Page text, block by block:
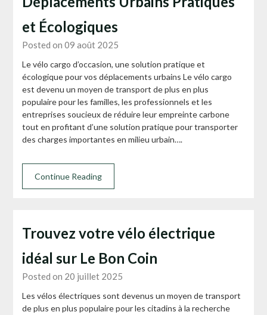
et Écologiques
Posted on 09 août 2025
Le vélo cargo d’occasion, une solution pratique et
écologique pour vos déplacements urbains Le vélo cargo
est devenu un moyen de transport de plus en plus
populaire pour les familles, les professionnels et les
entreprises soucieux de réduire leur empreinte carbone
tout en profitant d’une solution pratique pour transporter
des charges importantes en milieu urbain….
Continue Reading
Trouvez votre vélo électrique
idéal sur Le Bon Coin
Posted on 20 juillet 2025
Les vélos électriques sont devenus un moyen de transport
de plus en plus populaire pour les citadins à la recherche